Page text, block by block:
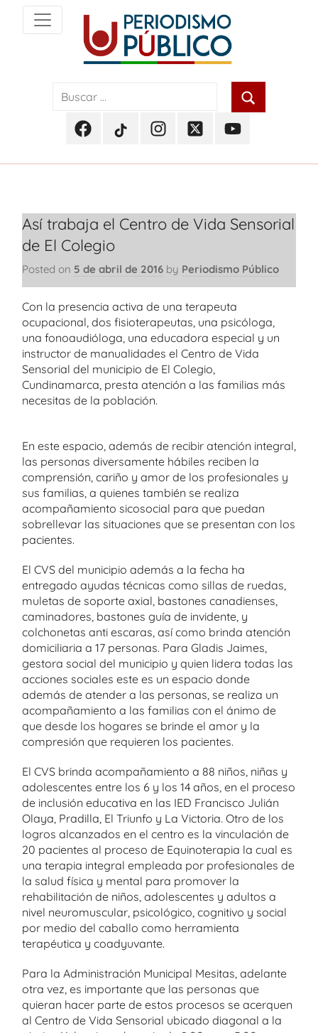
content
Periodismo
PúblicoFacebook
Periodismo
TikTok
Periodismo
InstagramTwitterYoutube
Así trabaja el Centro de Vida Sensorial
de El Colegio
Posted on 5 de abril de 2016 by Periodismo Público
Con la presencia activa de una terapeuta
ocupacional, dos fisioterapeutas, una psicóloga,
una fonoaudióloga, una educadora especial y un
instructor de manualidades el Centro de Vida
Sensorial del municipio de El Colegio,
Cundinamarca, presta atención a las familias más
necesitas de la población.
En este espacio, además de recibir atención integral,
las personas diversamente hábiles reciben la
comprensión, cariño y amor de los profesionales y
sus familias, a quienes también se realiza
acompañamiento sicosocial para que puedan
sobrellevar las situaciones que se presentan con los
pacientes.
El CVS del municipio además a la fecha ha
entregado ayudas técnicas como sillas de ruedas,
muletas de soporte axial, bastones canadienses,
caminadores, bastones guía de invidente, y
colchonetas anti escaras, así como brinda atención
domiciliaria a 17 personas. Para Gladis Jaimes,
gestora social del municipio y quien lidera todas las
acciones sociales este es un espacio donde
además de atender a las personas, se realiza un
acompañamiento a las familias con el ánimo de
que desde los hogares se brinde el amor y la
compresión que requieren los pacientes.
El CVS brinda acompañamiento a 88 niños, niñas y
adolescentes entre los 6 y los 14 años, en el proceso
de inclusión educativa en las IED Francisco Julián
Olaya, Pradilla, El Triunfo y La Victoria. Otro de los
logros alcanzados en el centro es la vinculación de
20 pacientes al proceso de Equinoterapia la cual es
una terapia integral empleada por profesionales de
la salud física y mental para promover la
rehabilitación de niños, adolescentes y adultos a
nivel neuromuscular, psicológico, cognitivo y social
por medio del caballo como herramienta
terapéutica y coadyuvante.
Para la Administración Municipal Mesitas, adelante
otra vez, es importante que las personas que
quieran hacer parte de estos procesos se acerquen
al Centro de Vida Sensorial ubicado diagonal a la